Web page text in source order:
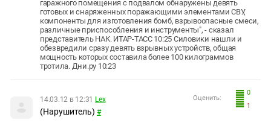
гаражного помещения с подвалом обнаружены девять
готовых и снаряженных поражающими элементами СВУ,
компоненты для изготовления бомб, взрывоопасные смеси,
различные приспособления и инструменты", - сказал
представитель НАК. ИТАР-ТАСС 10:25 Силовики нашли и
обезвредили сразу девять взрывных устройств, общая
мощность которых составила более 100 килограммов
тротила. Дни.ру 10:23
0
1
Оценить:
14.03.12 в 12:31 Leх
(Нарушитель) #